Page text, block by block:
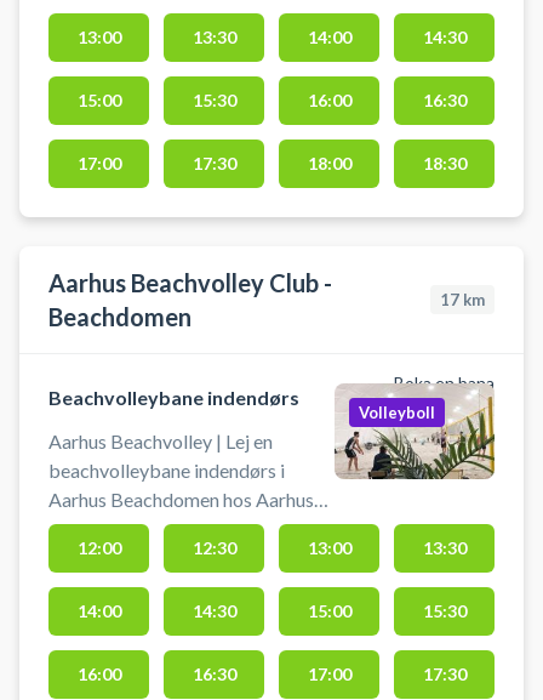
Malling på en af volleybanerne i
BMI Hallen.
13:00 13:30 14:00 14:30
15:00 15:30 16:00 16:30
17:00 17:30 18:00 18:30
Aarhus Beachvolley Club -
Beachdomen
17 km
Boka en bana
Beachvolleybane indendørs
Aarhus Beachvolley | Lej en
beachvolleybane indendørs i
Aarhus Beachdomen hos Aarhus
Beachvolley Club. Book og spil
beach volley i Aarhus på indendørs
beachvolley baner. Adressen til
Beachdomen er Paludan Müllers-
Vej 110B, 8200 Aarhus.
Beachdomen ligger bag ved den
Volleyboll
12:00 12:30 13:00 13:30
14:00 14:30 15:00 15:30
16:00 16:30 17:00 17:30